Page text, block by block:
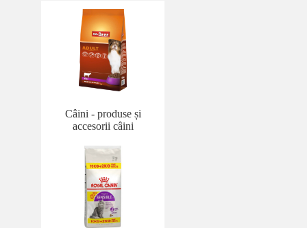
Câini - produse și
accesorii câini